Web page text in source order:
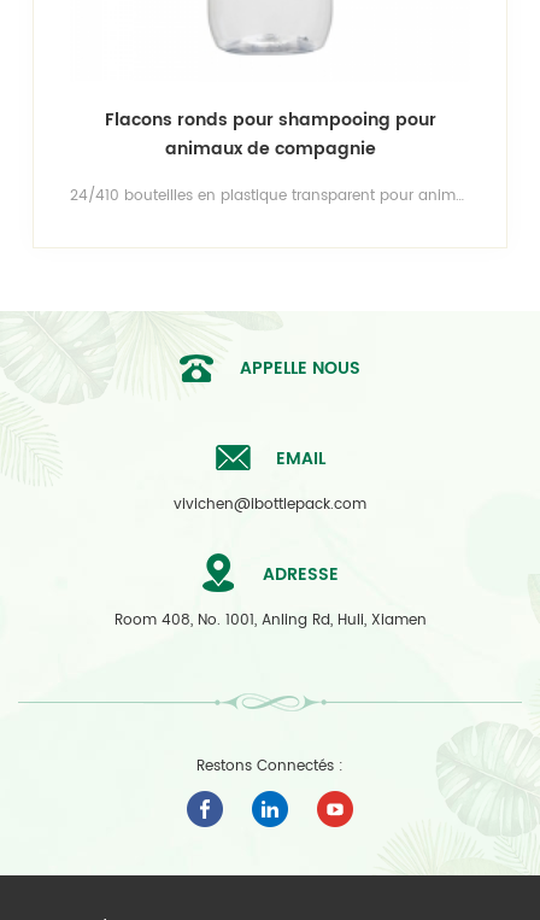
Flacons ronds pour shampooing pour
animaux de compagnie
24/410 bouteilles en plastique transparent pour animaux de compagnie bouteilles de shampoing bouteilles de lotion grandes tailles de bouteilles de balles, de bouteilles rondes cosmo, de bouteilles cylindriques et de bouteilles carrées contactez-nous pour le moulage de bouteilles gratuit!
APPELLE NOUS
EMAIL
vivichen@ibottlepack.com
ADRESSE
Room 408, No. 1001, Anling Rd, Huli, Xiamen
Restons Connectés :